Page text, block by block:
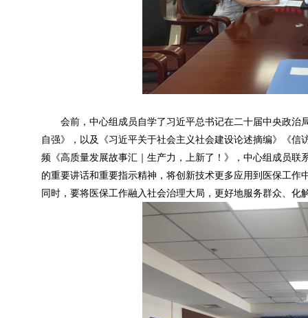
会前，中心组成员自学了习近平总书记在二十届中央政
自强》，以及《习近平关于社会主义社会建设论述摘编》《
频《高质量发展故事汇｜生产力，上新了！》，中心组成员
的重要讲话和重要指示精神，将创新技术更多应用到医保工
同时，要将医保工作融入社会治理大局，更好地服务群众、化